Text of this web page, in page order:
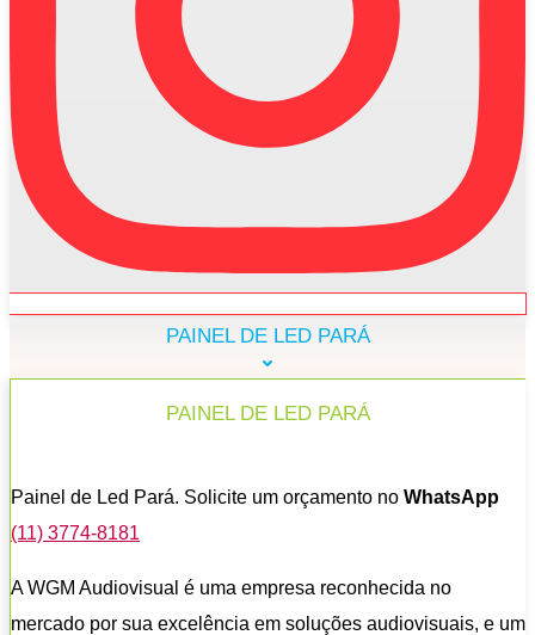
PAINEL DE LED PARÁ
PAINEL DE LED PARÁ
Painel de Led Pará. Solicite um orçamento no WhatsApp
(11) 3774-8181
A WGM Audiovisual é uma empresa reconhecida no
mercado por sua excelência em soluções audiovisuais, e um